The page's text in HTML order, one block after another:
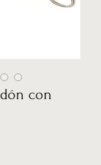
con